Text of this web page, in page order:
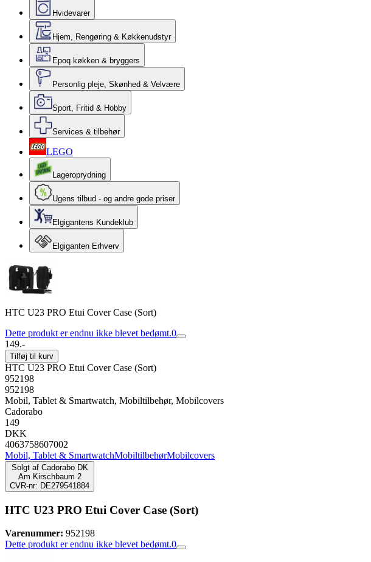
Hvidevarer
Hjem, Rengøring & Køkkenudstyr
Epoq køkken & bryggers
Personlig pleje, Skønhed & Velvære
Sport, Fritid & Hobby
Services & tilbehør
LEGO
Lageroprydning
Ugens tilbud - og andre gode priser
Elgigantens Kundeklub
Elgiganten Erhverv
HTC U23 PRO Etui Cover Case (Sort)
Dette produkt er endnu ikke blevet bedømt.0
149.-
Tilføj til kurv
HTC U23 PRO Etui Cover Case (Sort)
952198
952198
Mobil, Tablet & Smartwatch, Mobiltilbehør, Mobilcovers
Cadorabo
149
DKK
4063758607002
Mobil, Tablet & SmartwatchMobiltilbehørMobilcovers
Solgt af Cadorabo DK
Am Kirschbaum 2
CVR-nr: DE279541884
HTC U23 PRO Etui Cover Case (Sort)
Varenummer: 952198
Dette produkt er endnu ikke blevet bedømt.0